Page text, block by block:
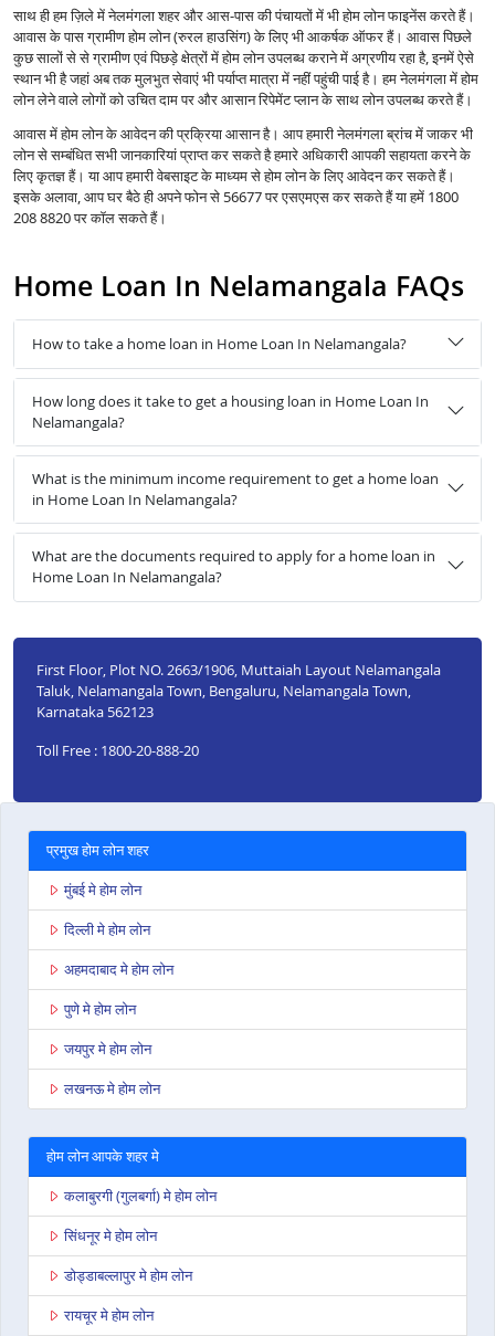
साथ ही हम ज़िले में नेलमंगला शहर और आस-पास की पंचायतों में भी होम लोन फाइनेंस करते हैं।
आवास के पास ग्रामीण होम लोन (रुरल हाउसिंग) के लिए भी आकर्षक ऑफर हैं। आवास पिछले
कुछ सालों से से ग्रामीण एवं पिछड़े क्षेत्रों में होम लोन उपलब्ध कराने में अग्रणीय रहा है, इनमें ऐसे
स्थान भी है जहां अब तक मुलभुत सेवाएं भी पर्याप्त मात्रा में नहीं पहुंची पाई है। हम नेलमंगला में होम
लोन लेने वाले लोगों को उचित दाम पर और आसान रिपेमेंट प्लान के साथ लोन उपलब्ध करते हैं।
आवास में होम लोन के आवेदन की प्रक्रिया आसान है। आप हमारी नेलमंगला ब्रांच में जाकर भी
लोन से सम्बंधित सभी जानकारियां प्राप्त कर सकते है हमारे अधिकारी आपकी सहायता करने के
लिए कृतज्ञ हैं। या आप हमारी वेबसाइट के माध्यम से होम लोन के लिए आवेदन कर सकते हैं।
इसके अलावा, आप घर बैठे ही अपने फोन से 56677 पर एसएमएस कर सकते हैं या हमें 1800
208 8820 पर कॉल सकते हैं।
Home Loan In Nelamangala FAQs
How to take a home loan in Home Loan In Nelamangala?
How long does it take to get a housing loan in Home Loan In
Nelamangala?
What is the minimum income requirement to get a home loan
in Home Loan In Nelamangala?
What are the documents required to apply for a home loan in
Home Loan In Nelamangala?
First Floor, Plot NO. 2663/1906, Muttaiah Layout Nelamangala
Taluk, Nelamangala Town, Bengaluru, Nelamangala Town,
Karnataka 562123
Toll Free : 1800-20-888-20
प्रमुख होम लोन शहर
मुंबई मे होम लोन
दिल्ली मे होम लोन
अहमदाबाद मे होम लोन
पुणे मे होम लोन
जयपुर मे होम लोन
लखनऊ मे होम लोन
होम लोन आपके शहर मे
कलाबुरगी (गुलबर्गा) मे होम लोन
सिंधनूर मे होम लोन
डोड्डाबल्लापुर मे होम लोन
रायचूर मे होम लोन